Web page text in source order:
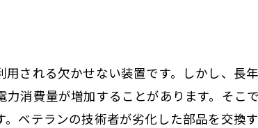
される欠かせない装置です。しかし、
力消費量が増加することがあります。そ
ベテランの技術者が劣化した部品を交